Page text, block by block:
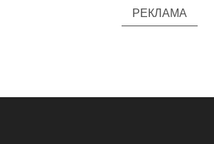
РЕКЛАМА